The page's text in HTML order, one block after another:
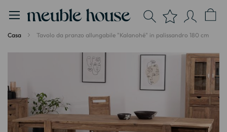
Casa Tavolo da pranzo allungabile "Kalanohé" in palissandro 180 cm
della
galleria
di
immagini